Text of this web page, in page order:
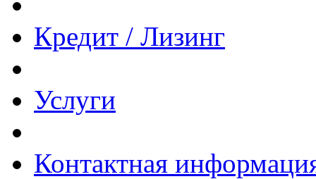
Кредит / Лизинг
Услуги
Контактная